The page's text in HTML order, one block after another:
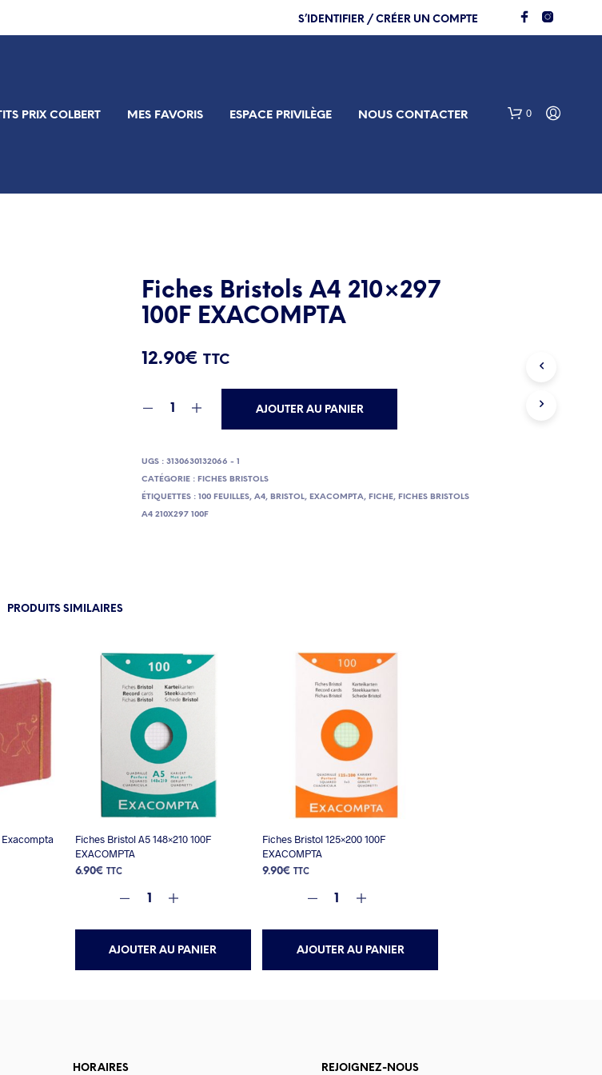
S’IDENTIFIER / CRÉER UN COMPTE
PRIX COLBERT MES FAVORIS ESPACE PRIVILÈGE NOUS CONTACTER 0
Fiches Bristols A4 210×297
100F EXACOMPTA
12.90€ TTC
AJOUTER AU PANIER
UGS :3130630132066 - 1
CATÉGORIE : FICHES BRISTOLS
ÉTIQUETTES :100 FEUILLES,A4, BRISTOL, EXACOMPTA, FICHE, FICHES BRISTOLS
A4 210X297 100F
PRODUITS SIMILAIRES
Fiches Bristol A5 148×210 100F
EXACOMPTA
6.90€ TTC
AJOUTER AU PANIER
Fiches Bristol 125×200 100F
EXACOMPTA
9.90€ TTC
AJOUTER AU PANIER
HORAIRES REJOIGNEZ-NOUS